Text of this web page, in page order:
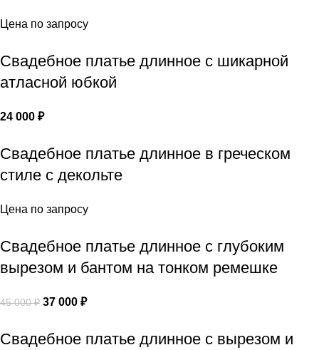
Цена по запросу
Свадебное платье длинное с шикарной
атласной юбкой
24 000 ₽
Свадебное платье длинное в греческом
стиле с декольте
Цена по запросу
Свадебное платье длинное с глубоким
вырезом и бантом на тонком ремешке
45 000₽ 37 000 ₽
Свадебное платье длинное с вырезом и